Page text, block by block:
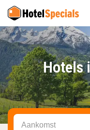
Hotels
Aankomst